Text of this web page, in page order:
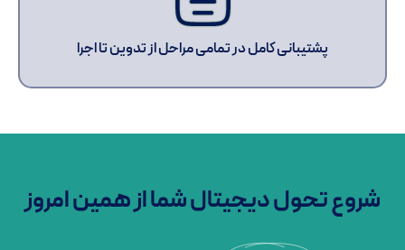
پشتیبانی کامل در تمامی مراحل از تدوین تا اجرا
شروع تحول دیجیتال شما از همین امروز